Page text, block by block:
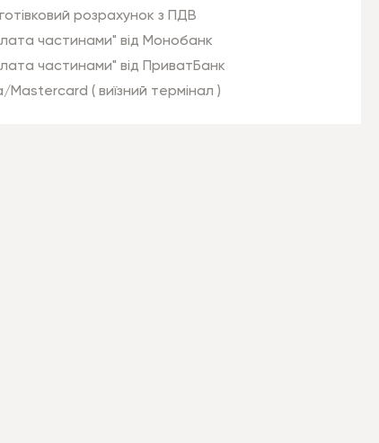
розрахунок з ПДВ
частинами" від Монобанк
частинами" від ПриватБанк
Mastercard ( виїзний термінал )